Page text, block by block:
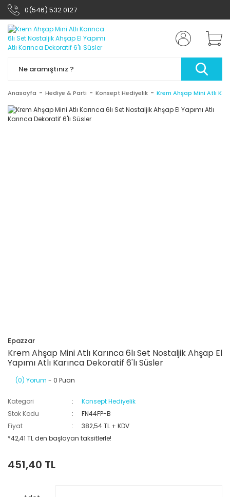
0(546) 532 0127
Anasayfa Hediye & Parti Konsept Hediyelik Krem Ahşap Mini Atlı
Epazzar
Krem Ahşap Mini Atlı Karınca 6lı Set Nostaljik Ahşap El
Yapımı Atlı Karınca Dekoratif 6'lı Süsler
(0) Yorum - 0 Puan
Kategori
Konsept Hediyelik
Stok Kodu
FN44FP-B
Fiyat
382,54 TL + KDV
*42,41 TL den başlayan taksitlerle!
451,40 TL